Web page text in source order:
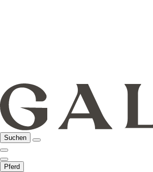
Suchen
Pferd